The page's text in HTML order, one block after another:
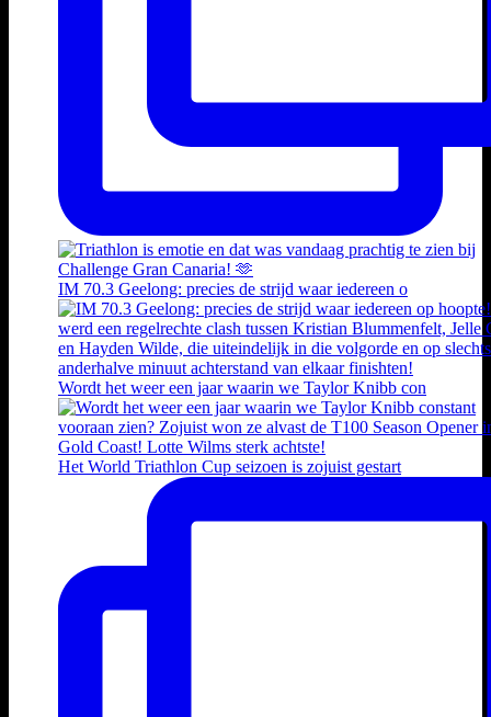
IM 70.3 Geelong: precies de strijd waar iedereen o
Wordt het weer een jaar waarin we Taylor Knibb con
Het World Triathlon Cup seizoen is zojuist gestart